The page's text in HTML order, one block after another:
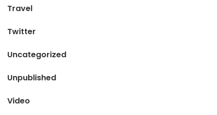
Travel
Twitter
Uncategorized
Unpublished
Video